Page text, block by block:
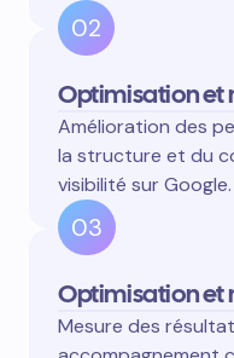
02
Optimisation et
Amélioration des
la structure et du
visibilité sur Google.
03
Optimisation et
Mesure des